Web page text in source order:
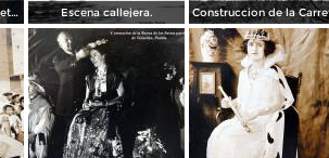
Construccion de la Carretera Nacional entre Teziutlán, Puebla a Nautla Veracruz autor del proyecto Moises Posos Tapia. Escena callejera.